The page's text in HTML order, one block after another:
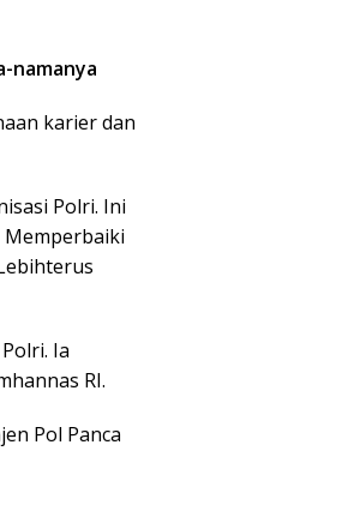
namanya
karier dan
Polri. Ini
Memperbaiki
Ia
RI.
Pol Panca